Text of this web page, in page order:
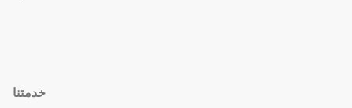
خدمتنا